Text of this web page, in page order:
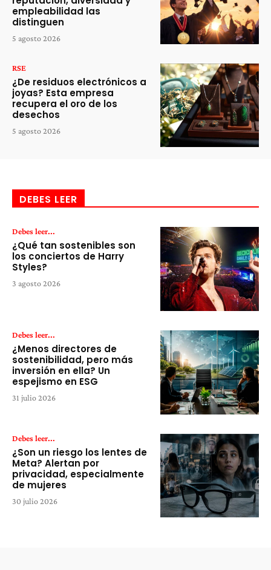
empleabilidad las
distinguen
5 agosto 2026
RSE
¿De residuos electrónicos a
joyas? Esta empresa
recupera el oro de los
desechos
5 agosto 2026
DEBES LEER
Debes leer...
¿Qué tan sostenibles son
los conciertos de Harry
Styles?
3 agosto 2026
Debes leer...
¿Menos directores de
sostenibilidad, pero más
inversión en ella? Un
espejismo en ESG
31 julio 2026
Debes leer...
¿Son un riesgo los lentes de
Meta? Alertan por
privacidad, especialmente
de mujeres
30 julio 2026